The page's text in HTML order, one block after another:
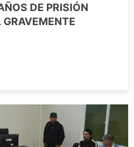
DE PRISIÓN